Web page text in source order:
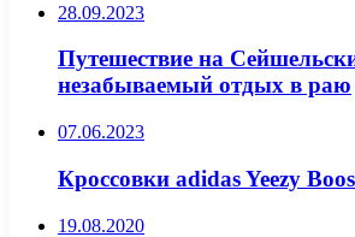
28.09.2023
Путешествие на
незабываемый отдых в раю
07.06.2023
Кроссовки adidas Yeezy
19.08.2020